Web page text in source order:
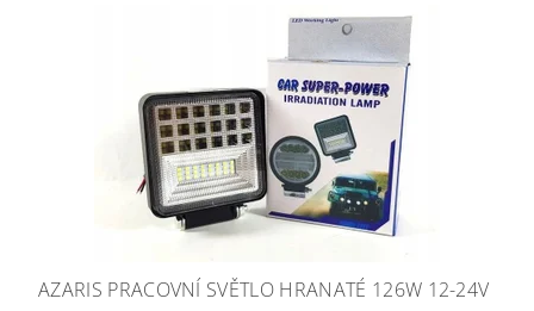
AZARIS PRACOVNÍ SVĚTLO HRANATÉ 126W 12-24V